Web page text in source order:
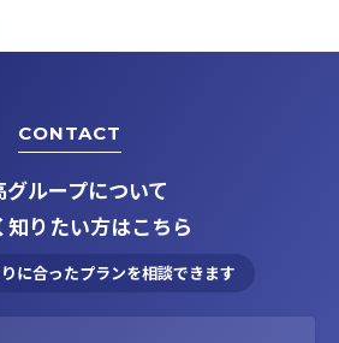
CONTACT
グループについて
知りたい方はこちら
に合ったプランを相談できます